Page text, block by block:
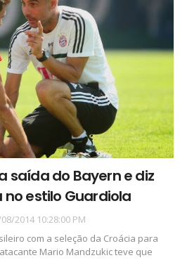
saída do Bayern e diz
estilo Guardiola
2014 10:28:00 PM
com a seleção da Croácia para
Mario Mandzukic teve que